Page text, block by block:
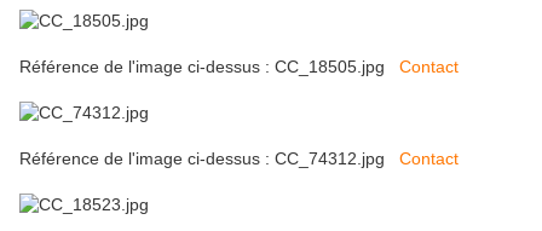
Référence de l'image ci-dessus : CC_18505.jpg Contact
Référence de l'image ci-dessus : CC_74312.jpg Contact